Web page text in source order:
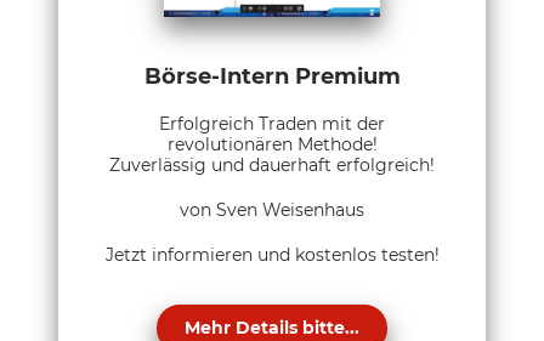
Börse-Intern Premium
Erfolgreich Traden mit der
revolutionären Methode!
Zuverlässig und dauerhaft erfolgreich!
von Sven Weisenhaus
Jetzt informieren und kostenlos testen!
Mehr Details bitte...